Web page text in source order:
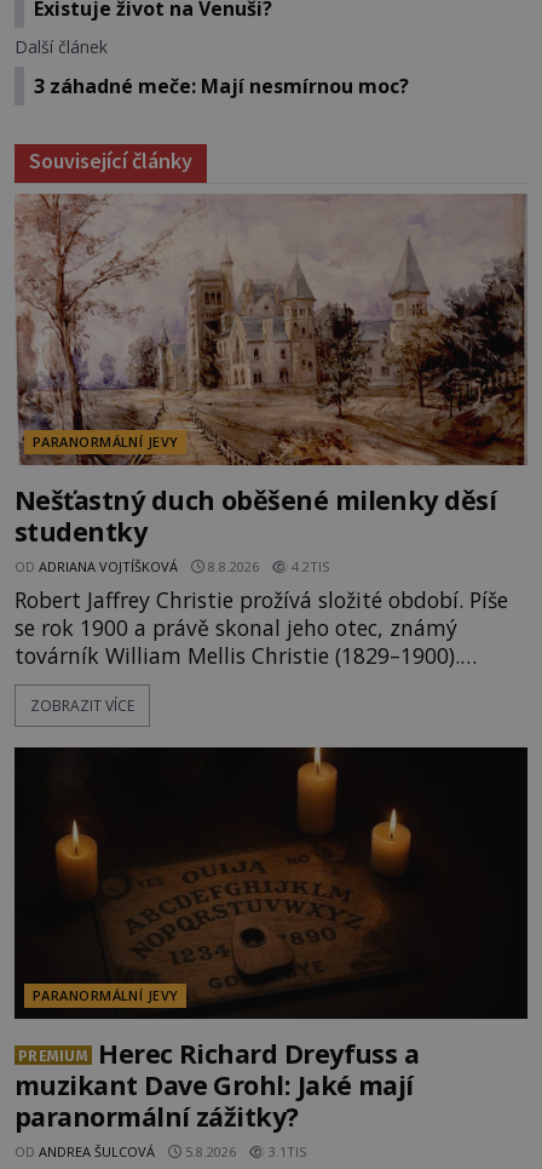
Existuje život na Venuši?
Další článek
3 záhadné meče: Mají nesmírnou moc?
Související články
PARANORMÁLNÍ JEVY
Nešťastný duch oběšené milenky děsí
studentky
OD ADRIANA VOJTÍŠKOVÁ 8.8.2026 4.2TIS
Robert Jaffrey Christie prožívá složité období. Píše
se rok 1900 a právě skonal jeho otec, známý
továrník William Mellis Christie (1829–1900).
Smutná událost je ale doprovázena ohromným
dědictvím... Robertu připadne rodinné sídlo v
ta, na niž přijde Robert, by jen tak někoho
ZOBRAZIT VÍCE
PARANORMÁLNÍ JEVY
PREMIUM
Herec Richard Dreyfuss a
muzikant Dave Grohl: Jaké mají
paranormální zážitky?
OD ANDREA ŠULCOVÁ 5.8.2026 3.1TIS